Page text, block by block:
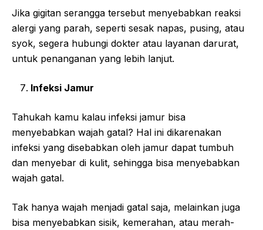
Jika gigitan serangga tersebut menyebabkan reaksi
alergi yang parah, seperti sesak napas, pusing, atau
syok, segera hubungi dokter atau layanan darurat,
untuk penanganan yang lebih lanjut.
Infeksi Jamur
Tahukah kamu kalau infeksi jamur bisa
menyebabkan wajah gatal? Hal ini dikarenakan
infeksi yang disebabkan oleh jamur dapat tumbuh
dan menyebar di kulit, sehingga bisa menyebabkan
wajah gatal.
Tak hanya wajah menjadi gatal saja, melainkan juga
bisa menyebabkan sisik, kemerahan, atau merah-